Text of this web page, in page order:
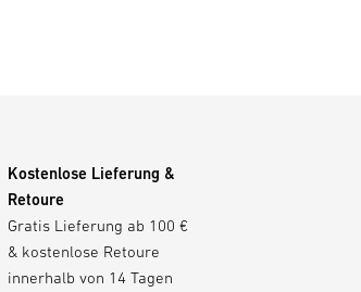
Kostenlose Lieferung &
Retoure
Gratis Lieferung ab 100 €
& kostenlose Retoure
innerhalb von 14 Tagen